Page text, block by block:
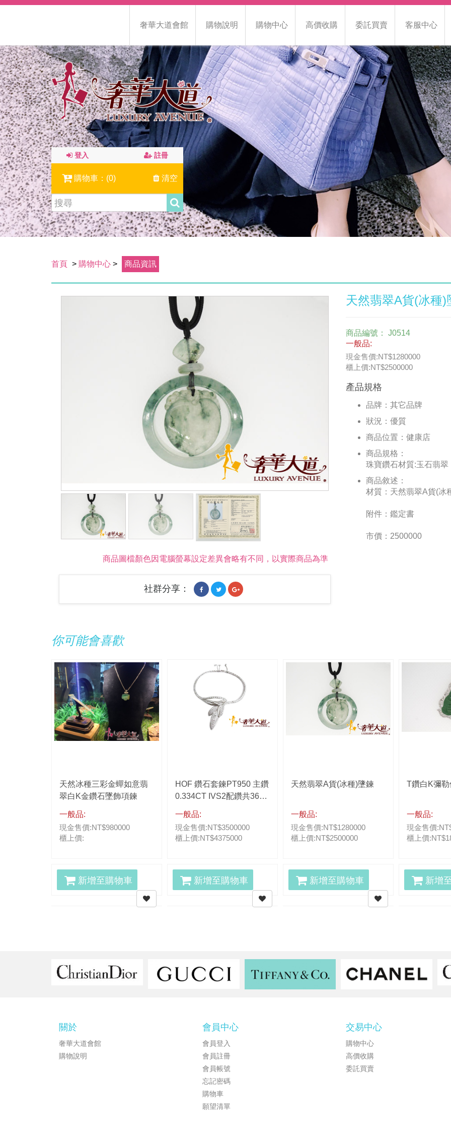
奢華大道會館 購物說明 購物中心 高價收購 委託買賣 客服中心
登入 註冊
購物車：(0) 清空
首頁 > 購物中心 > 商品資訊
商品圖檔顏色因電腦螢幕設定差異會略有不同，以實際商品為準
社群分享：
天然翡翠A貨(冰種)
商品編號： J0514
一般品:
現金售價:NT$1280000
櫃上價:NT$2500000
產品規格
品牌： 其它品牌
狀況： 優質
商品位置： 健康店
商品規格：
珠寶鑽石材質:玉石翡翠
商品敘述：
材質：天然翡翠A貨(冰
附件：鑑定書
市價：2500000
你可能會喜歡
天然冰種三彩金蟬如意翡
翠白K金鑽石墜飾項鍊
一般品:
現金售價:NT$980000
櫃上價:
新增至購物車
HOF 鑽石套鍊PT950 主鑽
0.334CT IVS2配鑽共365
一般品:
現金售價:NT$3500000
櫃上價:NT$4375000
新增至購物車
天然翡翠A貨(冰種)墬鍊
一般品:
現金售價:NT$1280000
櫃上價:NT$2500000
新增至購物車
T鑽白K彌
一般品:
現金售價
櫃上價
新增
關於
奢華大道會館
購物說明
會員中心
會員登入
會員註冊
會員帳號
忘記密碼
購物車
願望清單
交易中心
購物中心
高價收購
委託買賣